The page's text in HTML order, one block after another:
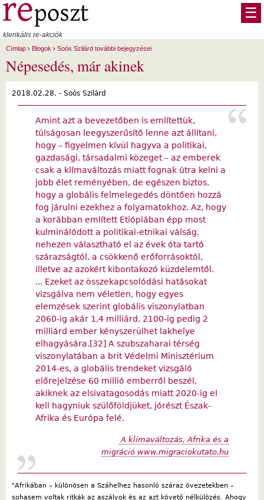
Ugrás a tartalomra
klerikális re-akciók
☰
Címlap › Blogok › Soós Szilárd további bejegyzései
Népesedés, már akinek
2018.02.28. - Soós Szilárd
Amint azt a bevezetőben is említettük,
túlságosan leegyszerűsítő lenne azt állítani,
hogy – figyelmen kívül hagyva a politikai,
gazdasági, társadalmi közeget – az emberek
csak a klímaváltozás miatt fognak útra kelni a
jobb élet reményében, de egészen biztos,
hogy a globális felmelegedés döntően hozzá
fog járulni ezekhez a folyamatokhoz. Az, hogy
a korábban említett Etiópiában épp most
kulminálódott a politikai-etnikai válság,
nehezen választható el az évek óta tartó
szárazságtól, a csökkenő erőforrásoktól,
illetve az azokért kibontakozó küzdelemtől.
... Ezeket az összekapcsolódási hatásokat
vizsgálva nem véletlen, hogy egyes
elemzések szerint globális viszonylatban
2060-ig akár 1,4 milliárd, 2100-ig pedig 2
milliárd ember kényszerülhet lakhelye
elhagyására.[32] A szubszaharai térség
viszonylatában a brit Védelmi Minisztérium
2014-es, a globális trendeket vizsgáló
előrejelzése 60 millió emberről beszél,
akiknek az elsivatagosodás miatt 2020-ig el
kell hagyniuk szülőföldjüket, jórészt Észak-
Afrika és Európa felé.
A klímaváltozás, Afrika és a
migráció www.migraciokutato.hu
"Afrikában – különösen a Száhelhez hasonló száraz övezetekben –
sohasem voltak ritkák az aszályok és az azt követő nélkülözés. Ahogy